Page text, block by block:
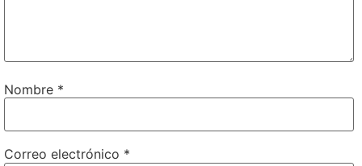
Nombre *
Correo electrónico *